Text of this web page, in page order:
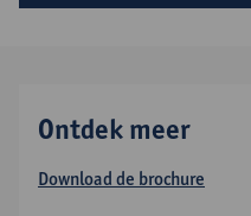
Ontdek meer
Download de brochure